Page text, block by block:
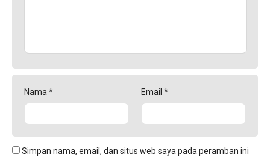
Nama* Email *
Simpan nama, email, dan situs web saya pada peramban ini